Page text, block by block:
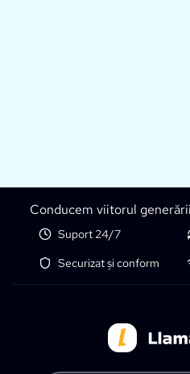
Conducem viitorul
Suport 24/7
Securizat și conform